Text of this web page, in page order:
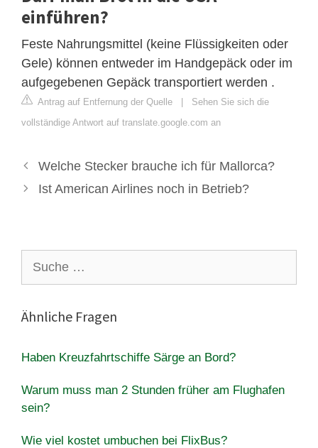
einführen?
Feste Nahrungsmittel (keine Flüssigkeiten oder
Gele) können entweder im Handgepäck oder im
aufgegebenen Gepäck transportiert werden .
Antrag auf Entfernung der Quelle | Sehen Sie sich die
vollständige Antwort auf translate.google.com an
Welche Stecker brauche ich für Mallorca?
Ist American Airlines noch in Betrieb?
nach:
Ähnliche Fragen
Haben Kreuzfahrtschiffe Särge an Bord?
Warum muss man 2 Stunden früher am Flughafen
sein?
Wie viel kostet umbuchen bei FlixBus?